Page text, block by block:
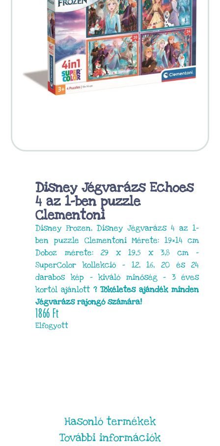
Disney Jégvarázs Echoes
4 az 1-ben puzzle
Clementoni
Disney Frozen, Disney Jégvarázs 4 az 1-
ben puzzle Clementoni Mérete: 19×14 cm
Doboz mérete: 29 x 19,5 x 3,8 cm –
SuperColor kollekció – 12, 16, 20 és 24
darabos kép – kiváló minőség – 3 éves
kortól ajánlott? Tökéletes ajándék minden
Jégvarázs rajongó számára!
1866Ft
Elfogyott
Hasonló termékek
További információk